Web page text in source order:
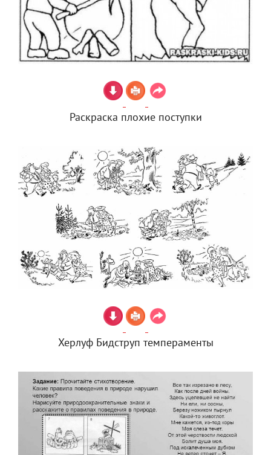
Раскраска плохие поступки
Херлуф Бидструп темпераменты